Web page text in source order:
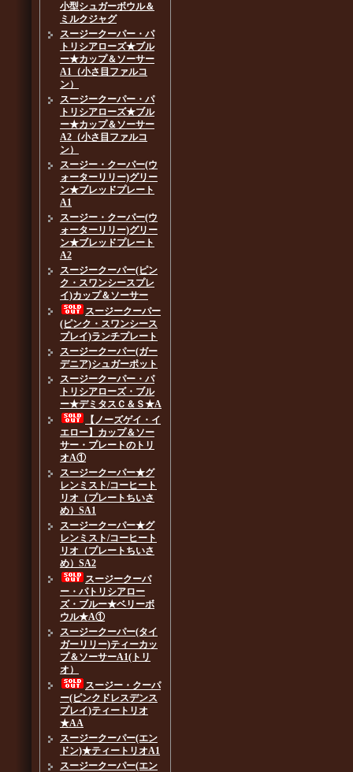
小型シュガーボウル＆
ミルクジャグ
スージークーパー・パ
トリシアローズ★ブル
ー★カップ＆ソーサー
A1（小さ目ファルコ
ン）
スージークーパー・パ
トリシアローズ★ブル
ー★カップ＆ソーサー
A2（小さ目ファルコ
ン）
スージー・クーパー(ウ
ォーターリリー)グリー
ン★ブレッドプレート
A1
スージー・クーパー(ウ
ォーターリリー)グリー
ン★ブレッドプレート
A2
スージークーパー(ピン
ク・スワンシースプレ
イ)カップ＆ソーサー
スージークーパー
(ピンク・スワンシース
プレイ)ランチプレート
スージークーパー(ガー
デニア)シュガーポット
スージークーパー・パ
トリシアローズ・ブル
ー★デミタスＣ＆Ｓ★A
【ノーズゲイ・イ
エロー】カップ＆ソー
サー・プレートのトリ
オA①
スージークーパー★グ
レンミスト/コーヒート
リオ（プレートちいさ
め）SA1
スージークーパー★グ
レンミスト/コーヒート
リオ（プレートちいさ
め）SA2
スージークーパ
ー・パトリシアロー
ズ・ブルー★ベリーボ
ウル★A①
スージークーパー(タイ
ガーリリー)ティーカッ
プ＆ソーサーA1(トリ
オ）
スージー・クーパ
ー(ピンクドレスデンス
プレイ)ティートリオ
★AA
スージークーパー(エン
ドン)★ティートリオA1
スージークーパー(エン